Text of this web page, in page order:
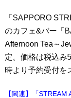
「SAPPORO
のカフェ&バー「
Afternoon Tea～
定。価格は税込み
時より予約受付を
【関連】「